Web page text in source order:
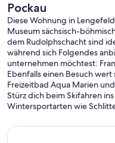
Pockau
Diese Wohnung in
Museum sächsisch-
dem Rudolphschacht sind
während sich Folgendes
unternehmen möchtest:
Ebenfalls einen Besuch
Freizeitbad Aqua Marien
Stürz dich beim Skifahren
Wintersportarten wie